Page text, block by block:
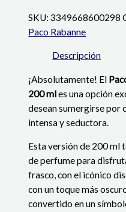
SKU:3349668600298
Paco Rabanne
Descripción
¡Absolutamente! El
200 mles una opción
desean sumergirse por
intensa y seductora.
Esta versión de 200 ml
de perfume para
frasco, con el icónico
con un toque más
convertido en un